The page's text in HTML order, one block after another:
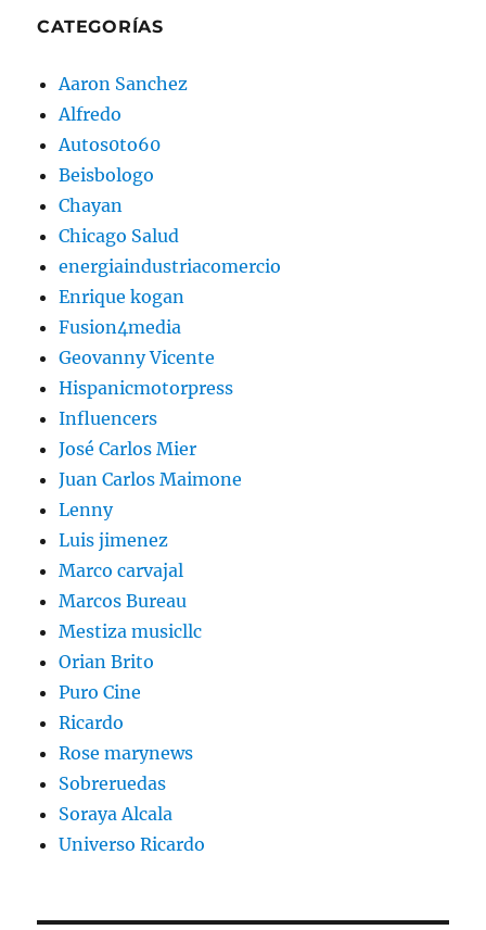
CATEGORÍAS
Aaron Sanchez
Alfredo
Autos0to60
Beisbologo
Chayan
Chicago Salud
energiaindustriacomercio
Enrique kogan
Fusion4media
Geovanny Vicente
Hispanicmotorpress
Influencers
José Carlos Mier
Juan Carlos Maimone
Lenny
Luis jimenez
Marco carvajal
Marcos Bureau
Mestiza musicllc
Orian Brito
Puro Cine
Ricardo
Rose marynews
Sobreruedas
Soraya Alcala
Universo Ricardo